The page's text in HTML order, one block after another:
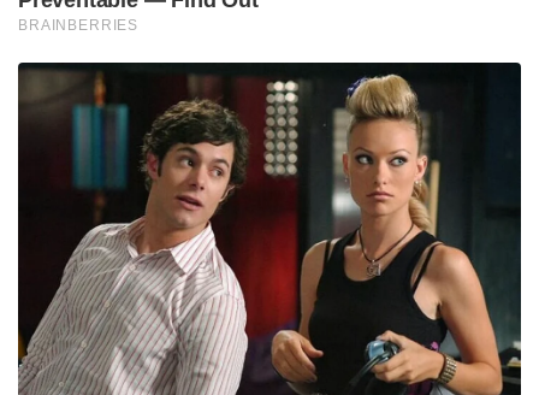
ചൈനയിലെത്തിയ ട്രംപിന് ബോയിങ്
മാത്രമാണ് സ്വന്തമാക്കാനായത്. എന്നാൽ
മടക്കയാത്രയിൽ കരാറുകൾ ഇല്ലെന്നുമാത്രമല്ല,
ചൈനീസ് വംശജമായ ഒരു വസ്തു പോലും
വിമാനത്തിൽ ഇല്ലെന്ന് ട്രംപിന്റെ സുരക്ഷാ വിഭാഗം
ഉറപ്പുവരുത്തുകയായിരുന്നു.
മുൻപ് ഇത്തരത്തിൽ ലഭിച്ച ചൈനീസ്
ചായപ്പാത്രത്തിനുള്ളിൽ നിന്ന് ഉദ്യോഗസ്ഥർ രഹസ്യ
ശ്രവണ സഹായികൾ കണ്ടെത്തിയ
ചരിത്രമുള്ളതിനാലാണ് അമേരിക്ക ഈ കടുത്ത
മുൻകരുതൽ എടുത്തത്. ഇലോൺ മസ്‌കും